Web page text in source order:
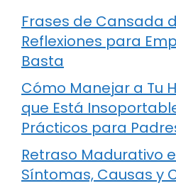
Frases de Cansada
Reflexiones para
Basta
Cómo Manejar a Tu
que Está
Prácticos para
Retraso Madurativo
Síntomas, Causas y